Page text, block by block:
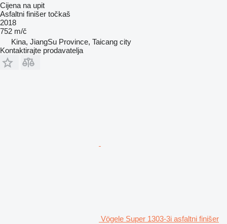
Cijena na upit
Asfaltni finišer točkaš
2018
752 m/č
Kina, JiangSu Province, Taicang city
Kontaktirajte prodavatelja
Vögele Super 1303-3i asfaltni finišer